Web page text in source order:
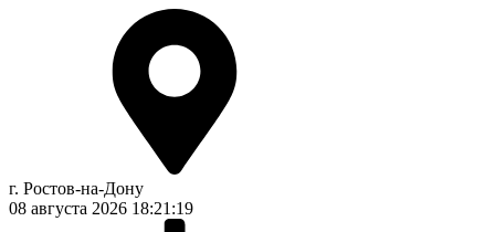
г. Ростов-на-Дону
08 августа 2026 18:21:19